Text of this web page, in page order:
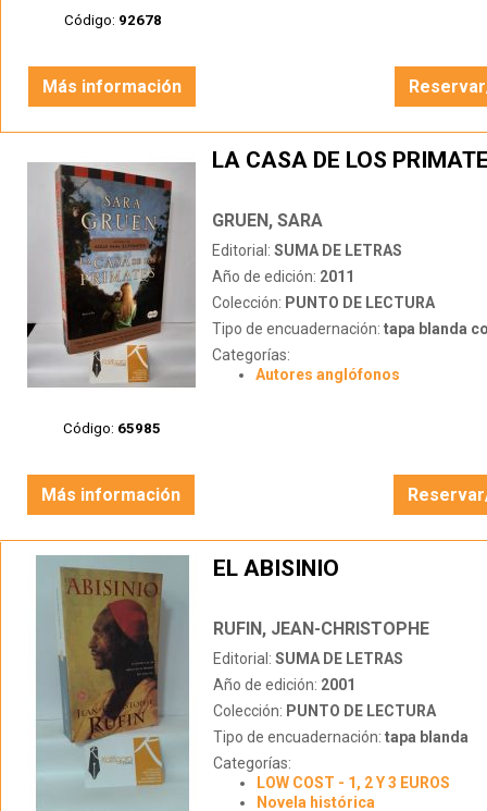
Código: 92678
Más información
Código: 65985
LA CASA DE LOS
GRUEN, SARA
Editorial: SUMA DE LETRAS
Año de edición: 2011
Colección: PUNTO DE LECTURA
Tipo de encuadernación: tapa blanda
Categorías:
Autores anglófonos
Más información
EL ABISINIO
RUFIN, JEAN-CHRISTOPHE
Editorial: SUMA DE LETRAS
Año de edición: 2001
Colección: PUNTO DE LECTURA
Tipo de encuadernación: tapa blanda
Categorías:
LOW COST - 1, 2 Y 3 EUROS
Novela histórica